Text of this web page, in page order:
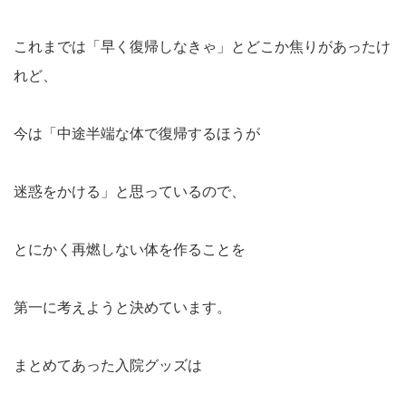
これまでは「早く復帰しなきゃ」とどこか焦りがあったけ
れど、
今は「中途半端な体で復帰するほうが
迷惑をかける」と思っているので、
とにかく再燃しない体を作ることを
第一に考えようと決めています。
まとめてあった入院グッズは